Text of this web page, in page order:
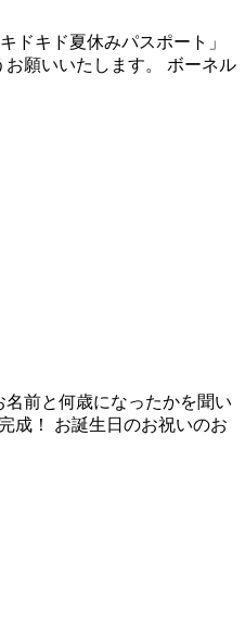
ドキド夏休みパスポート」
願いいたします。 ボーネル
前と何歳になったかを聞い
成！ お誕生日のお祝いのお